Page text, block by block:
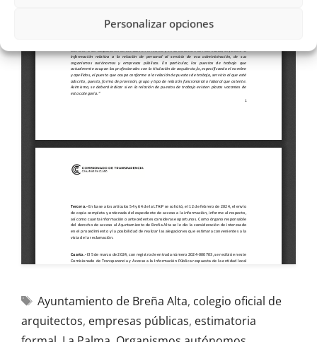
Personalizar opciones
Ayuntamiento de Breña Alta, colegio oficial de
arquitectos, empresas públicas, estimatoria